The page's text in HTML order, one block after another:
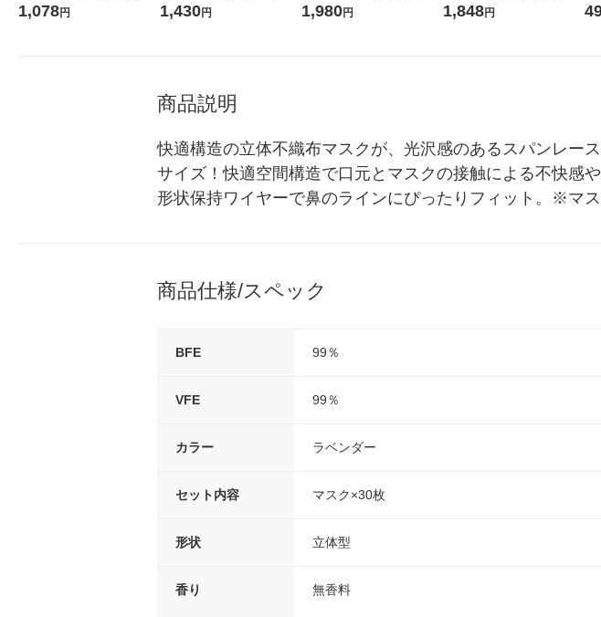
（グレージュ）1箱（30枚
1,078円
ランイラン 400ml En beaut
1,430円
ザ クレンジング オイル つめ
1,980円
バリアシルキー＆スムース
1,848円
コ
商品説明
快適構造の立体不織布マスクが、光沢感のあるスパンレー
サイズ！快適空間構造で口元とマスクの接触による不快感
形状保持ワイヤーで鼻のラインにぴったりフィット。※マ
商品仕様/スペック
BFE 99％
VFE 99％
カラー ラベンダー
セット内容 マスク×30枚
形状 立体型
香り 無香料